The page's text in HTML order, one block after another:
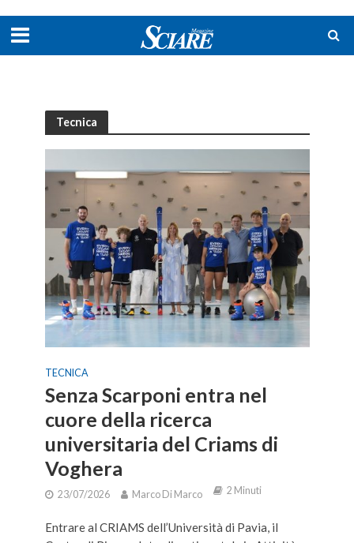
Tecnica
TECNICA
Senza Scarponi entra nel
cuore della ricerca
universitaria del Criams di
Voghera
23/07/2026 Marco Di Marco 2 Minuti
Entrare al CRIAMS dell’Università di Pavia, il